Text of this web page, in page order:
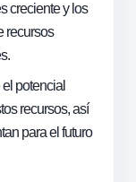
creciente y los
recursos
potencial
recursos, así
para el futuro